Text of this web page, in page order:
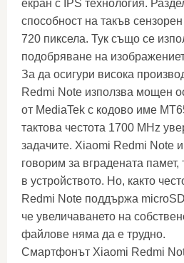
екран с IPS технология.
способност на такъв
720 пиксела. Тук също се
подобряване на
За да осигури висока
Redmi Note използва мощен
от MediaTek с кодово име
тактова честота 1700 MHz
задачите. Xiaomi Redmi Note
говорим за вградената памет,
в устройството. Но, както
Redmi Note поддържа microSD
че увеличаването на
файлове няма да е трудно.
Смартфонът Xiaomi Redmi